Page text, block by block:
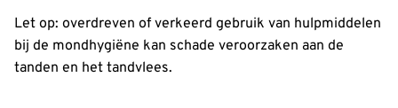
Let op: overdreven of verkeerd gebruik van hulpmiddelen
bij de mondhygiëne kan schade veroorzaken aan de
tanden en het tandvlees.